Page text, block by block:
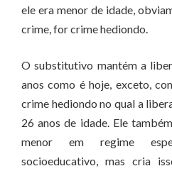
ele era menor de idade,
crime, for crime hediondo.
O substitutivo mantém a
anos como é hoje, exceto,
crime hediondo no qual a
26 anos de idade. Ele
menor em regime
socioeducativo, mas cria